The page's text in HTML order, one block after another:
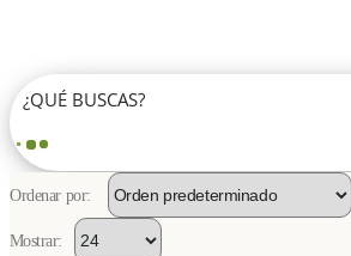
Ordenar por:
Mostrar: